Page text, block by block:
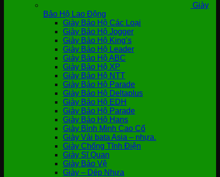
Giày
Bảo Hộ Lao Động
Giày Bảo Hộ Các Loại
Giày Bảo Hộ Jogger
Giày Bảo Hộ King’s
Giày Bảo Hộ Leader
Giày Bảo Hộ ABC
Giày Bảo Hộ XP
Giày Bảo Hộ NTT
Giày Bảo Hộ Parade
Giày Bảo Hộ Deltaplus
Giày Bảo Hộ EDH
Giày Bảo Hộ Parade
Giày Bảo Hộ Hans
Giày Bình Minh Cao Cổ
Giày Vải bata Asia – nhựa.
Giày Chống Tĩnh Điện
Giày Sĩ Quan
Giày Bảo Vệ
Giày – Dép Nhựa